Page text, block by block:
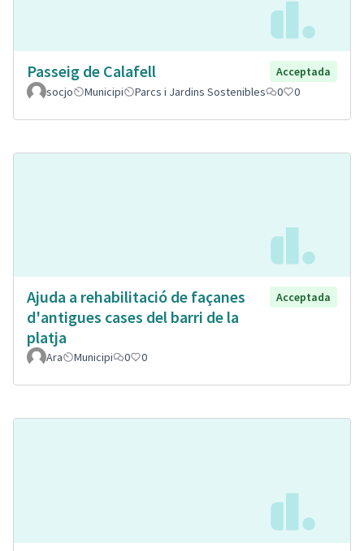
Passeig de Calafell
Acceptada
socjo
Municipi Parcs i Jardins Sostenibles 0 0
Ajuda a rehabilitació de façanes
d'antigues cases del barri de la
platja
Acceptada
Ara Municipi 0 0